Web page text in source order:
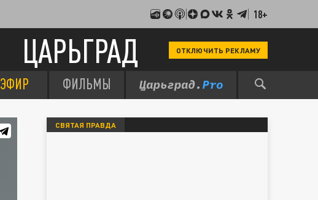
18+
ЦАРЬГРАД ОТКЛЮЧИТЬ РЕКЛАМУ
ЭФИР ФИЛЬМЫ
СВЯТАЯ ПРАВДА